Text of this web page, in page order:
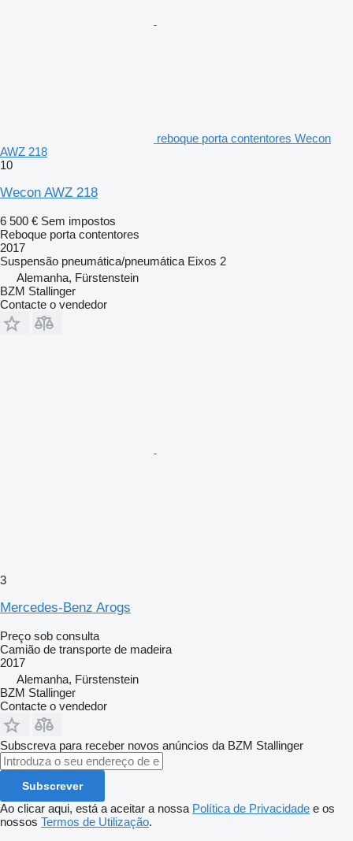
reboque porta contentores Wecon
AWZ 218
10
Wecon AWZ 218
6 500 € Sem impostos
Reboque porta contentores
2017
Suspensão pneumática/pneumática Eixos 2
Alemanha, Fürstenstein
BZM Stallinger
Contacte o vendedor
3
Mercedes-Benz Arogs
Preço sob consulta
Camião de transporte de madeira
2017
Alemanha, Fürstenstein
BZM Stallinger
Contacte o vendedor
Subscreva para receber novos anúncios da BZM Stallinger
Subscrever
Ao clicar aqui, está a aceitar a nossa Política de Privacidade e os
nossos Termos de Utilização.